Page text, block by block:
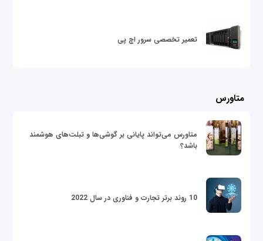
تعمیر تخصصی سرور اچ پی
متاورس
متاورس می‌تواند پایانی بر گوشی‌ها و تبلت‌های هوشمند
باشد؟
10 روند برتر تجارت و فناوری در سال 2022